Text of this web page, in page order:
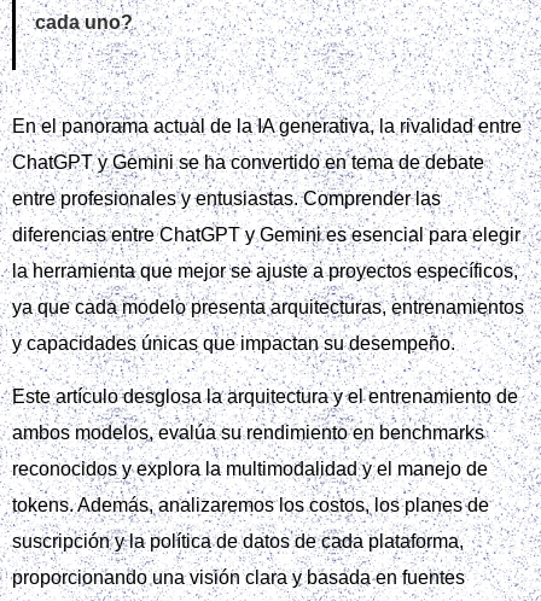
cada uno?
En el panorama actual de la IA generativa, la rivalidad entre
ChatGPT y Gemini se ha convertido en tema de debate
entre profesionales y entusiastas. Comprender las
diferencias entre ChatGPT y Gemini es esencial para elegir
la herramienta que mejor se ajuste a proyectos específicos,
ya que cada modelo presenta arquitecturas, entrenamientos
y capacidades únicas que impactan su desempeño.
Este artículo desglosa la arquitectura y el entrenamiento de
ambos modelos, evalúa su rendimiento en benchmarks
reconocidos y explora la multimodalidad y el manejo de
tokens. Además, analizaremos los costos, los planes de
suscripción y la política de datos de cada plataforma,
proporcionando una visión clara y basada en fuentes